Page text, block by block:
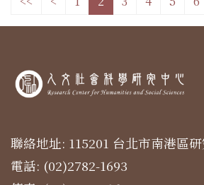
聯絡地址: 115201 台北市南港區
電話: (02)2782-1693